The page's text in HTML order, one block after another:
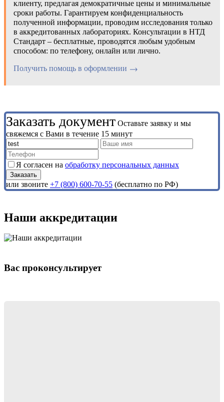
клиенту, предлагая демократичные цены и минимальные
сроки работы. Гарантируем конфиденциальность
полученной информации, проводим исследования только
в аккредитованных лабораториях. Консультации в НТД
Стандарт – бесплатные, проводятся любым удобным
способом: по телефону, онлайн или лично.
Получить помощь в оформлении
Заказать документ Оставьте заявку и мы
свяжемся с Вами в течение 15 минут
Я согласен на обработку персональных данных
или звоните +7 (800) 600-70-55 (бесплатно по РФ)
Наши аккредитации
Вас проконсультирует